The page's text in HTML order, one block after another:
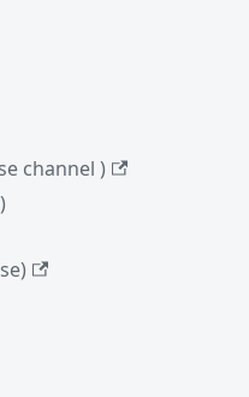
channel )